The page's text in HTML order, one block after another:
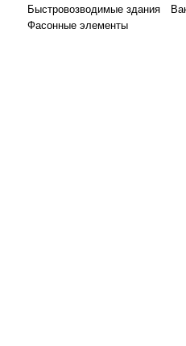
Быстровозводимые здания
Фасонные элементы